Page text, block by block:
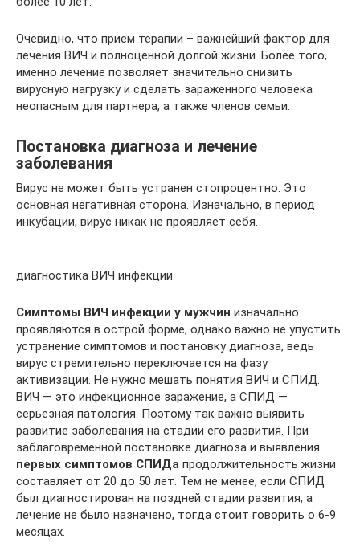
Очевидно, что прием терапии – важнейший фактор для
лечения ВИЧ и полноценной долгой жизни. Более того,
именно лечение позволяет значительно снизить
вирусную нагрузку и сделать зараженного человека
неопасным для партнера, а также членов семьи.
Постановка диагноза и лечение
заболевания
Вирус не может быть устранен стопроцентно. Это
основная негативная сторона. Изначально, в период
инкубации, вирус никак не проявляет себя.
диагностика ВИЧ инфекции
Симптомы ВИЧ инфекции у мужчин изначально
проявляются в острой форме, однако важно не упустить
устранение симптомов и постановку диагноза, ведь
вирус стремительно переключается на фазу
активизации. Не нужно мешать понятия ВИЧ и СПИД.
ВИЧ — это инфекционное заражение, а СПИД —
серьезная патология. Поэтому так важно выявить
развитие заболевания на стадии его развития. При
заблаговременной постановке диагноза и выявления
первых симптомов СПИДа продолжительность жизни
составляет от 20 до 50 лет. Тем не менее, если СПИД
был диагностирован на поздней стадии развития, а
лечение не было назначено, тогда стоит говорить о 6-9
месяцах.